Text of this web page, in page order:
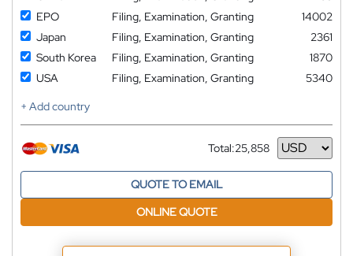
EPO
Filing, Examination, Granting
14002
Japan
Filing, Examination, Granting
2361
South Korea
Filing, Examination, Granting
1870
USA
Filing, Examination, Granting
5340
+ Add country
Total:25,858
Currency
QUOTE TO EMAIL
ONLINE QUOTE